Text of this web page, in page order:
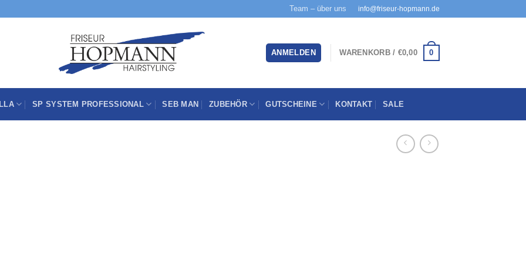
Team – über uns info@friseur-hopmann.de
ANMELDEN WARENKORB / €0,00 0
SP SYSTEM PROFESSIONAL SEB MAN ZUBEHÖR GUTSCHEINE KONTAKT SALE